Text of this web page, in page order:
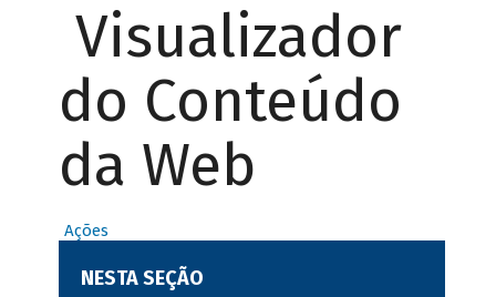
Visualizador
do Conteúdo
da Web
Ações
NESTA SEÇÃO